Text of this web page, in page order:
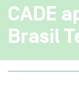
CADE
Brasil